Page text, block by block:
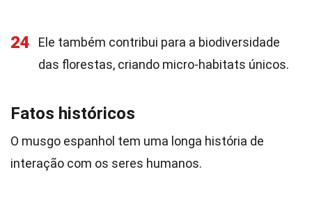
24
Ele também contribui para a biodiversidade
das florestas, criando micro-habitats únicos.
Fatos históricos
O musgo espanhol tem uma longa história de
interação com os seres humanos.